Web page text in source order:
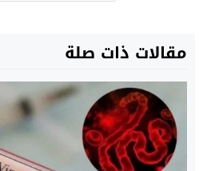
مقالات ذات صلة